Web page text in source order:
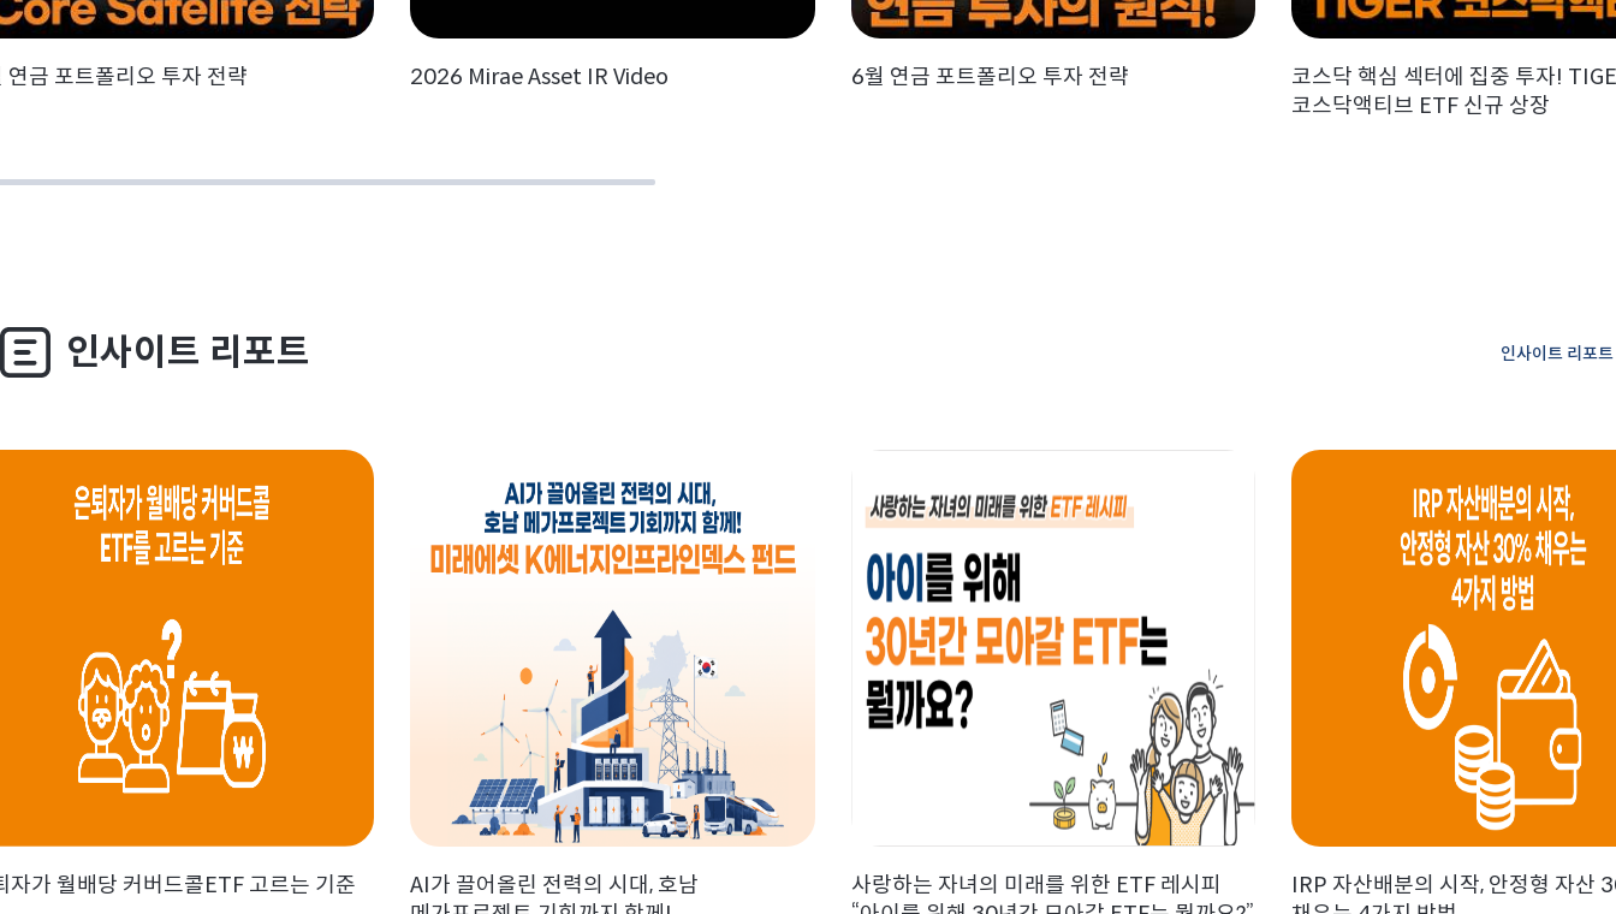
연금 포트폴리오 투자 전략 2026 Mirae Asset IR Video 6월 연금 포트폴리오 투자 전략
코스닥 핵심 섹터에 집중 투자!
코스닥액티브 ETF 신규 상장
인사이트 리포트
자가 월배당 커버드콜ETF 고르는 기준
AI가 끌어올린 전력의 시대, 호남
사랑하는 자녀의 미래를 위한 ETF 레시피
IRP 자산배분의 시작, 안정형 자산
인사이트 리포